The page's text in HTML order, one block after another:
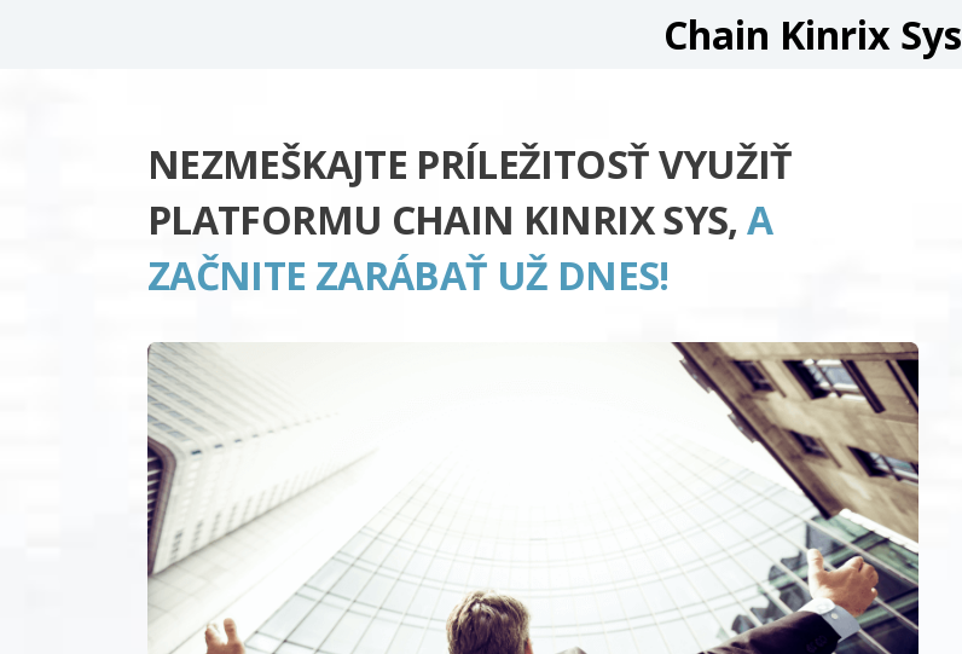
Chain Kinrix Sys
NEZMEŠKAJTE PRÍLEŽITOSŤ VYUŽIŤ
PLATFORMU CHAIN KINRIX SYS,A
ZAČNITE ZARÁBAŤ UŽ DNES!